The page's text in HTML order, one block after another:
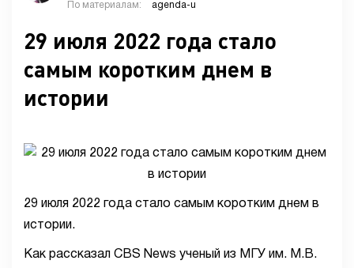
По материалам:
agenda-u
29 июля 2022 года стало
самым коротким днем в
истории
29 июля 2022 года стало самым коротким днем в
истории.
Как рассказал CBS News ученый из МГУ им. М.В.